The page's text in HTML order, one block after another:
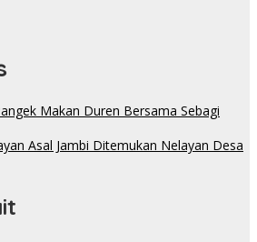
Makan Duren Bersama Sebagi
Asal Jambi Ditemukan Nelayan Desa